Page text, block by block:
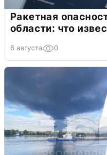
Ракетная
области: что
6 августа 0